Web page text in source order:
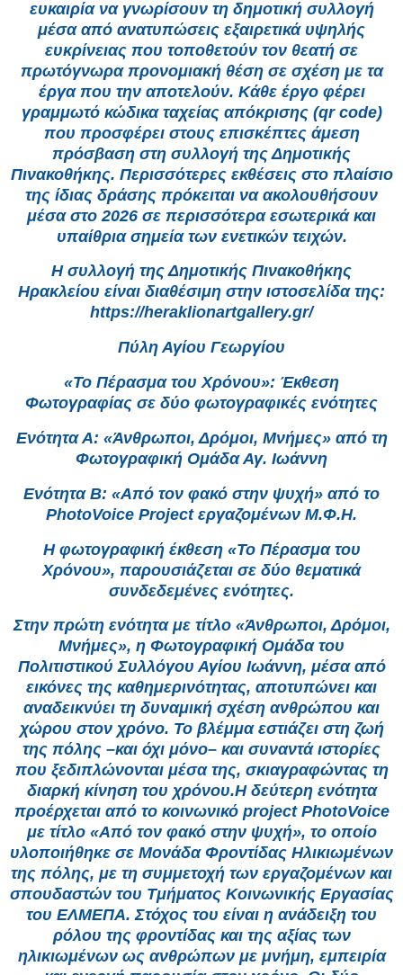
ευκαιρία να γνωρίσουν τη δημοτική συλλογή
μέσα από ανατυπώσεις εξαιρετικά υψηλής
ευκρίνειας που τοποθετούν τον θεατή σε
πρωτόγνωρα προνομιακή θέση σε σχέση με τα
έργα που την αποτελούν. Κάθε έργο φέρει
γραμμωτό κώδικα ταχείας απόκρισης (qr code)
που προσφέρει στους επισκέπτες άμεση
πρόσβαση στη συλλογή της Δημοτικής
Πινακοθήκης. Περισσότερες εκθέσεις στο πλαίσιο
της ίδιας δράσης πρόκειται να ακολουθήσουν
μέσα στο 2026 σε περισσότερα εσωτερικά και
υπαίθρια σημεία των ενετικών τειχών.
Η συλλογή της Δημοτικής Πινακοθήκης
Ηρακλείου είναι διαθέσιμη στην ιστοσελίδα της:
https://heraklionartgallery.gr/
Πύλη Αγίου Γεωργίου
«Το Πέρασμα του Χρόνου»: Έκθεση
Φωτογραφίας σε δύο φωτογραφικές ενότητες
Ενότητα Α: «Άνθρωποι, Δρόμοι, Μνήμες» από τη
Φωτογραφική Ομάδα Αγ. Ιωάννη
Ενότητα Β: «Από τον φακό στην ψυχή» από το
PhotoVoice Project εργαζομένων Μ.Φ.Η.
Η φωτογραφική έκθεση «Το Πέρασμα του
Χρόνου», παρουσιάζεται σε δύο θεματικά
συνδεδεμένες ενότητες.
Στην πρώτη ενότητα με τίτλο «Άνθρωποι, Δρόμοι,
Μνήμες», η Φωτογραφική Ομάδα του
Πολιτιστικού Συλλόγου Αγίου Ιωάννη, μέσα από
εικόνες της καθημερινότητας, αποτυπώνει και
αναδεικνύει τη δυναμική σχέση ανθρώπου και
χώρου στον χρόνο. Το βλέμμα εστιάζει στη ζωή
της πόλης –και όχι μόνο– και συναντά ιστορίες
που ξεδιπλώνονται μέσα της, σκιαγραφώντας τη
διαρκή κίνηση του χρόνου.Η δεύτερη ενότητα
προέρχεται από το κοινωνικό project PhotoVoice
με τίτλο «Από τον φακό στην ψυχή», το οποίο
υλοποιήθηκε σε Μονάδα Φροντίδας Ηλικιωμένων
της πόλης, με τη συμμετοχή των εργαζομένων και
σπουδαστών του Τμήματος Κοινωνικής Εργασίας
του ΕΛΜΕΠΑ. Στόχος του είναι η ανάδειξη του
ρόλου της φροντίδας και της αξίας των
ηλικιωμένων ως ανθρώπων με μνήμη, εμπειρία